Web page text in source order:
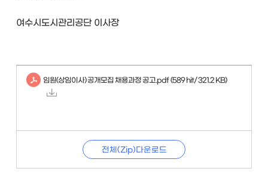
여수시도시관리공단 이사장
임원(상임이사) 공개모집 채용과정 공고.pdf (589 hit/ 321.2 KB)
전체(Zip)다운로드